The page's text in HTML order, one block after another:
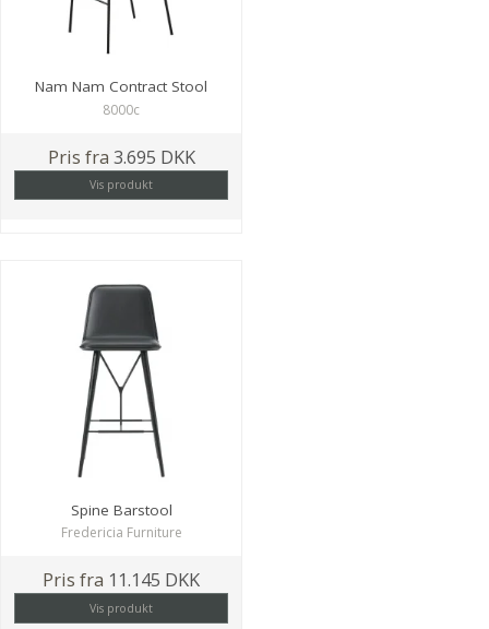
Nam Nam Contract Stool
8000c
Pris fra 3.695 DKK
Vis produkt
Spine Barstool
Fredericia Furniture
Pris fra 11.145 DKK
Vis produkt